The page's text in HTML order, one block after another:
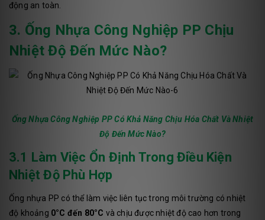
động an toàn.
3. Ống Nhựa Công Nghiệp PP Chịu
Nhiệt Độ Đến Mức Nào?
Ống Nhựa Công Nghiệp PP Có Khả Năng Chịu Hóa Chất Và Nhiệt
Độ Đến Mức Nào?
3.1 Làm Việc Ổn Định Trong Điều Kiện
Nhiệt Độ Phù Hợp
Ống nhựa PP có thể làm việc liên tục trong môi trường có nhiệt
độ khoảng 0°C đến 80°C và chịu được nhiệt độ cao hơn trong